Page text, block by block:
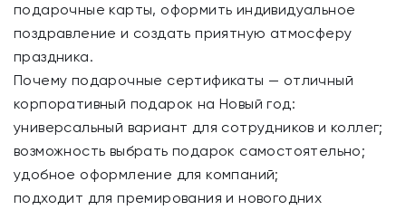
подарочные карты, оформить индивидуальное
поздравление и создать приятную атмосферу
праздника.
Почему подарочные сертификаты — отличный
корпоративный подарок на Новый год:
универсальный вариант для сотрудников и коллег;
возможность выбрать подарок самостоятельно;
удобное оформление для компаний;
подходит для премирования и новогодних